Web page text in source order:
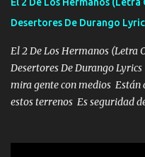
Desertores De Durango
El 2 De Los Hermanos (Letra
Desertores De Durango
mira gente con medios Están
estos terrenos Es seguridad